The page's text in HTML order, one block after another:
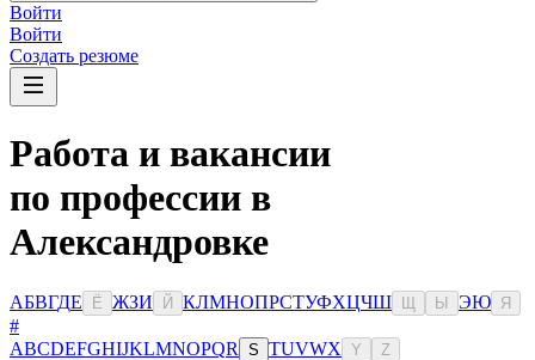
Войти
Войти
Создать резюме
Работа и вакансии
по профессии в
Александровке
АБВГДЕ Ё ЖЗИ Й КЛМНОПРСТУФХЦЧШ Ы ЭЮ Я
#
ABCDEFGHIJKLMNOPQR S TUVWX Y Z